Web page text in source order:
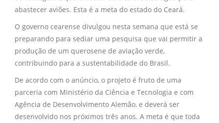
abastecer aviões. Esta é a meta do estado do Ceará.
O governo cearense divulgou nesta semana que está se
preparando para sediar uma pesquisa que vai permitir a
produção de um querosene de aviação verde,
contribuindo para a sustentabilidade do Brasil.
De acordo com o anúncio, o projeto é fruto de uma
parceria com Ministério da Ciência e Tecnologia e com
Agência de Desenvolvimento Alemão, e deverá ser
desenvolvido nos próximos três anos. A meta é que toda